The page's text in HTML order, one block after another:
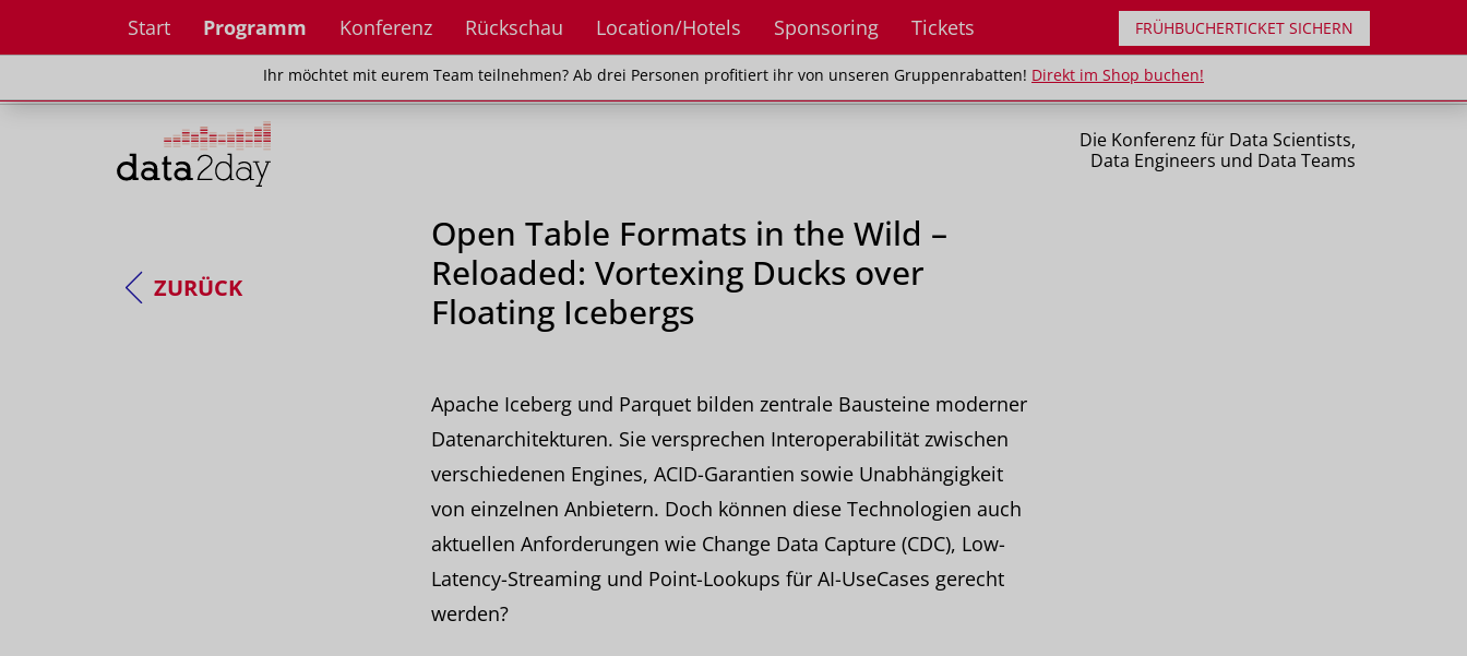
Start Programm Konferenz Rückschau Location/Hotels Sponsoring Tickets FRÜHBUCHERTICKET SICHERN
Ihr möchtet mit eurem Team teilnehmen? Ab drei Personen profitiert ihr von unseren Gruppenrabatten! Direkt im Shop buchen!
Ihr möchtet mit eurem Team teilnehmen? Ab drei Personen profitiert ihr von unseren Gruppenrabatten!Direkt im Shop buchen!
Die Konferenz für Data Scientists,
Data Engineers und Data Teams
ZURÜCK
Open Table Formats in the Wild –
Reloaded: Vortexing Ducks over
Floating Icebergs
Apache Iceberg und Parquet bilden zentrale Bausteine moderner
Datenarchitekturen. Sie versprechen Interoperabilität zwischen
verschiedenen Engines, ACID-Garantien sowie Unabhängigkeit
von einzelnen Anbietern. Doch können diese Technologien auch
aktuellen Anforderungen wie Change Data Capture (CDC), Low-
Latency-Streaming und Point-Lookups für AI-UseCases gerecht
werden?